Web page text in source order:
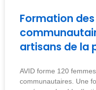
Formation
artisans de la
AVID forme 120
communautaires. Une